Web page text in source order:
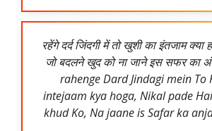
रहेंगे दर्द जिंदगी में तो खुशी का इंतजाम क्या
जो बदलने खुद को ना जाने इस सफर का
rahenge Dard Jindagi mein To
intejaam kya hoga, Nikal pade
khud Ko, Na jaane is Safar ka